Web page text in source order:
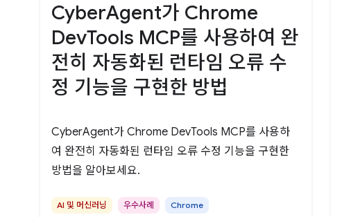
CyberAgent가 Chrome
DevTools MCP를 사용하여 완
전히 자동화된 런타임 오류 수
정 기능을 구현한 방법
CyberAgent가 Chrome DevTools MCP를 사용하
여 완전히 자동화된 런타임 오류 수정 기능을 구현한
방법을 알아보세요.
AI 및 머신러닝 우수사례 Chrome